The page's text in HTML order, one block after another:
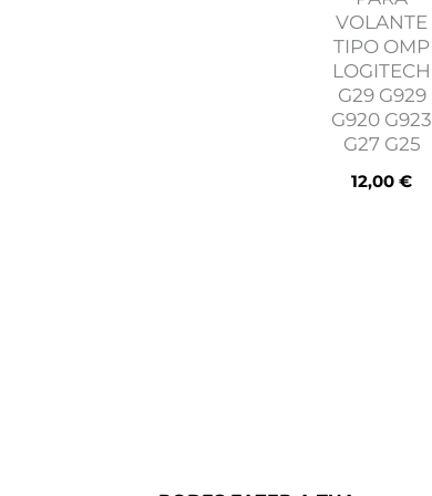
VOLANTE
TIPO OMP
LOGITECH
G29 G929
G920 G923
G27 G25
12,00€